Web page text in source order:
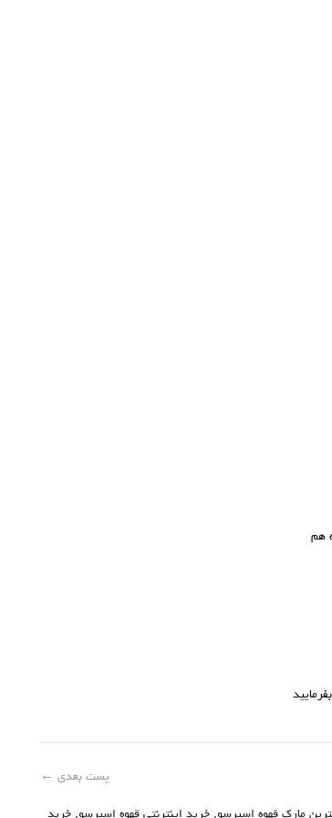
پست بعدی ←
مارک قهوه اسپرسو, خرید اینترنتی قهوه اسپرسو, خرید